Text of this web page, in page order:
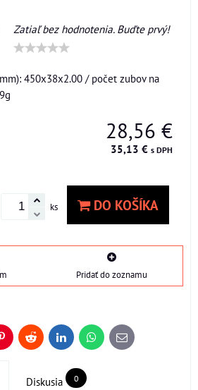
Zatiaľ bez hodnotenia. Buďte prvý!
450x38x2.00 / počet zubov na
28,56 €
35,13 € s DPH
ks DO KOŠÍKA
Pridať do zoznamu
PinterestReddit LinkedInWhatsApp
E-
mail
Diskusia 0